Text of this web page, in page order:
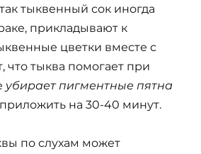
тыквенный сок иногда
прикладывают к
цветки вместе с
что тыква помогает при
убирает пигментные пятна
на 30-40 минут.
по слухам может